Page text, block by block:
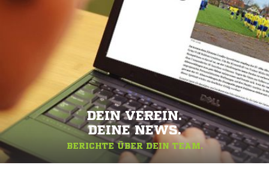
DEIN VEREIN.
DEINE NEWS.
BERICHTE ÜBER DEIN TEAM.